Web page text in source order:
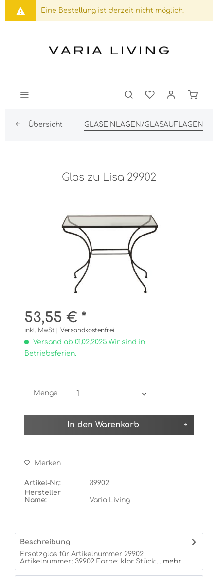
Eine Bestellung ist derzeit nicht möglich.
Übersicht GLASEINLAGEN/GLASAUFLAGEN
Glas zu Lisa 29902
53,55 € *
inkl. MwSt.| Versandkostenfrei
Versand ab 01.02.2025.Wir sind in
Betriebsferien.
Menge
In den Warenkorb
Merken
Artikel-Nr.:
39902
Hersteller
Name:
Varia Living
Beschreibung
Ersatzglas für Artikelnummer 29902
Artikelnummer: 39902 Farbe: klar Stück:... mehr